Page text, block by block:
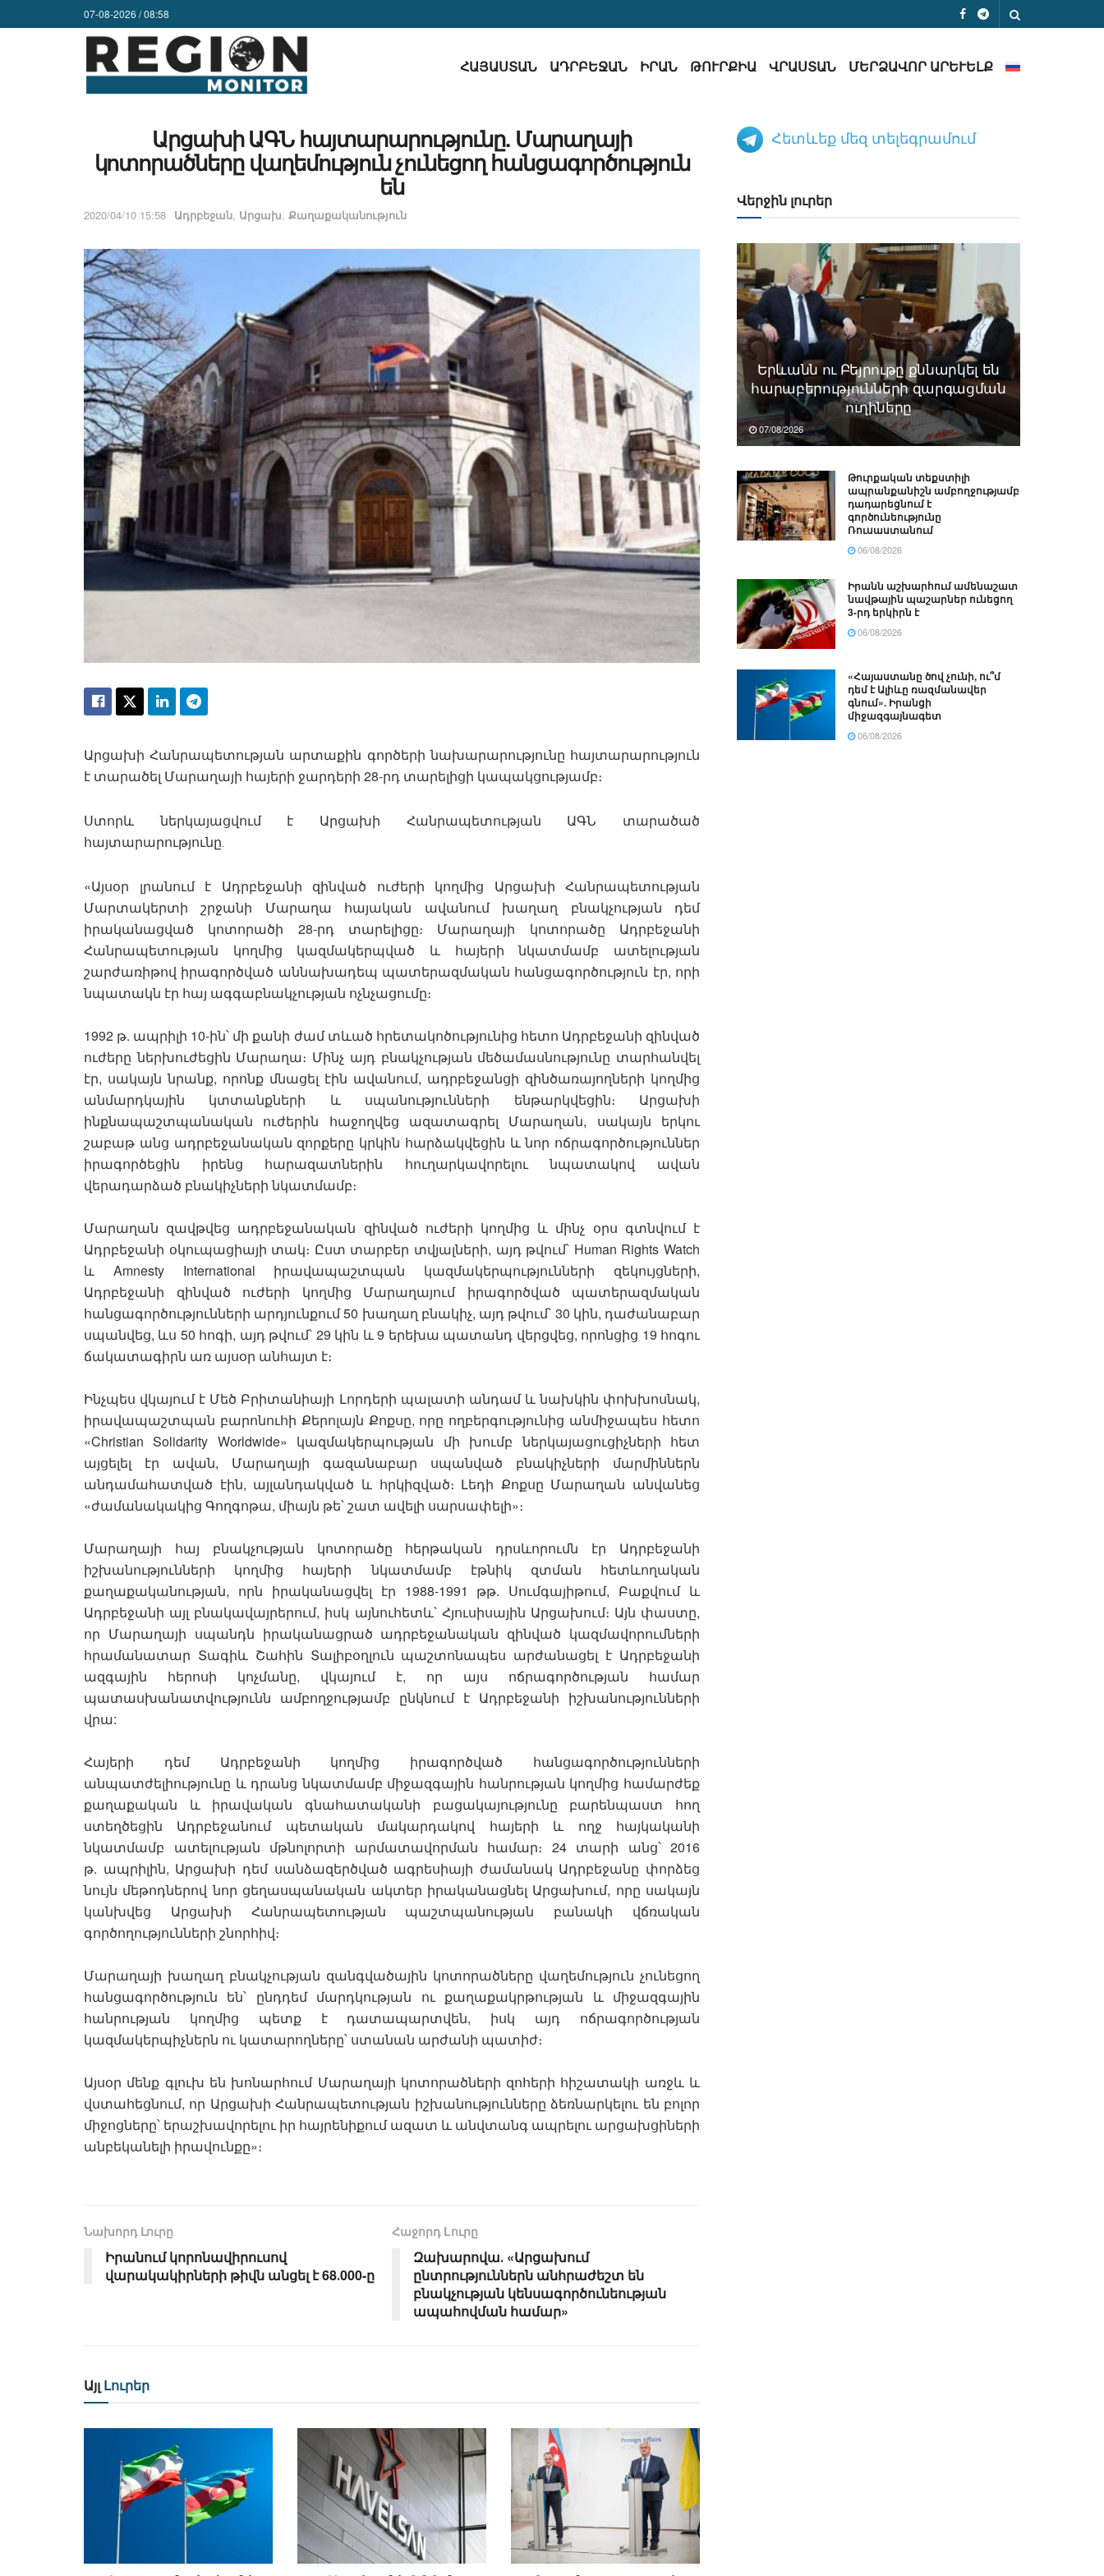
07-08-2026 / 08:58
ՀԱՅԱՍՏԱՆ ԱԴՐԲԵՋԱՆ ԻՐԱՆ ԹՈՒՐՔԻԱ ՎՐԱՍՏԱՆ ՄԵՐՁԱՎՈՐ ԱՐԵՒԵԼՔ
Արցախի ԱԳՆ հայտարարությունը. Մարաղայի
կոտորածները վաղեմություն չունեցող հանցագործություն
են
2020/04/10 15:58 Ադրբեջան, Արցախ, Քաղաքականություն
Արցախի Հանրապետության արտաքին գործերի նախարարությունը հայտարարություն
է տարածել Մարաղայի հայերի ջարդերի 28-րդ տարելիցի կապակցությամբ։
Ստորև ներկայացվում է Արցախի Հանրապետության ԱԳՆ տարածած
հայտարարությունը․
«Այսօր լրանում է Ադրբեջանի զինված ուժերի կողմից Արցախի Հանրապետության
Մարտակերտի շրջանի Մարաղա հայական ավանում խաղաղ բնակչության դեմ
իրականացված կոտորածի 28-րդ տարելիցը։ Մարաղայի կոտորածը Ադրբեջանի
Հանրապետության կողմից կազմակերպված և հայերի նկատմամբ ատելության
շարժառիթով իրագործված աննախադեպ պատերազմական հանցագործություն էր, որի
նպատակն էր հայ ագգաբնակչության ոչնչացումը։
1992 թ. ապրիլի 10-ին՝ մի քանի ժամ տևած հրետակոծությունից հետո Ադրբեջանի զինված
ուժերը ներխուժեցին Մարաղա։ Մինչ այդ բնակչության մեծամասնությունը տարհանվել
էր, սակայն նրանք, որոնք մնացել էին ավանում, ադրբեջանցի զինծառայողների կողմից
անմարդկային կտտանքների և սպանությունների ենթարկվեցին։ Արցախի
ինքնապաշտպանական ուժերին հաջողվեց ազատագրել Մարաղան, սակայն երկու
շաբաթ անց ադրբեջանական զորքերը կրկին հարձակվեցին և նոր ոճրագործություններ
իրագործեցին իրենց հարազատներին հուղարկավորելու նպատակով ավան
վերադարձած բնակիչների նկատմամբ։
Մարաղան զավթվեց ադրբեջանական զինված ուժերի կողմից և մինչ օրս գտնվում է
Ադրբեջանի օկուպացիայի տակ։ Ըստ տարբեր տվյալների, այդ թվում՝ Human Rights Watch
և Amnesty International իրավապաշտպան կազմակերպությունների զեկույցների,
Ադրբեջանի զինված ուժերի կողմից Մարաղայում իրագործված պատերազմական
հանցագործությունների արդյունքում 50 խաղաղ բնակիչ, այդ թվում՝ 30 կին, դաժանաբար
սպանվեց, ևս 50 հոգի, այդ թվում՝ 29 կին և 9 երեխա պատանդ վերցվեց, որոնցից 19 հոգու
ճակատագիրն առ այսօր անհայտ է։
Ինչպես վկայում է Մեծ Բրիտանիայի Լորդերի պալատի անդամ և նախկին փոխխոսնակ,
իրավապաշտպան բարոնուհի Քերոլայն Քոքսը, որը ողբերգությունից անմիջապես հետո
«Christian Solidarity Worldwide» կազմակերպության մի խումբ ներկայացուցիչների հետ
այցելել էր ավան, Մարաղայի գազանաբար սպանված բնակիչների մարմիններն
անդամահատված էին, այլանդակված և հրկիզված։ Լեդի Քոքսը Մարաղան անվանեց
«ժամանակակից Գողգոթա, միայն թե՝ շատ ավելի սարսափելի»։
Մարաղայի հայ բնակչության կոտորածը հերթական դրսևորումն էր Ադրբեջանի
իշխանությունների կողմից հայերի նկատմամբ էթնիկ զտման հետևողական
քաղաքականության, որն իրականացվել էր 1988-1991 թթ. Սումգայիթում, Բաքվում և
Ադրբեջանի այլ բնակավայրերում, իսկ այնուհետև՝ Հյուսիսային Արցախում։ Այն փաստը,
որ Մարաղայի սպանդն իրականացրած ադրբեջանական զինված կազմավորումների
հրամանատար Տագիև Շահին Տալիբօղլուն պաշտոնապես արժանացել է Ադրբեջանի
ազգային հերոսի կոչմանը, վկայում է, որ այս ոճրագործության համար
պատասխանատվությունն ամբողջությամբ ընկնում է Ադրբեջանի իշխանությունների
վրա:
Հայերի դեմ Ադրբեջանի կողմից իրագործված հանցագործությունների
անպատժելիությունը և դրանց նկատմամբ միջազգային հանրության կողմից համարժեք
քաղաքական և իրավական գնահատականի բացակայությունը բարենպաստ հող
ստեղծեցին Ադրբեջանում պետական մակարդակով հայերի և ողջ հայկականի
նկատմամբ ատելության մթնոլորտի արմատավորման համար։ 24 տարի անց՝ 2016
թ. ապրիլին, Արցախի դեմ սանձազերծված ագրեսիայի ժամանակ Ադրբեջանը փորձեց
նույն մեթոդներով նոր ցեղասպանական ակտեր իրականացնել Արցախում, որը սակայն
կանխվեց Արցախի Հանրապետության պաշտպանության բանակի վճռական
գործողությունների շնորհիվ։
Մարաղայի խաղաղ բնակչության զանգվածային կոտորածները վաղեմություն չունեցող
հանցագործություն են՝ ընդդեմ մարդկության ու քաղաքակրթության և միջազգային
հանրության կողմից պետք է դատապարտվեն, իսկ այդ ոճրագործության
կազմակերպիչներն ու կատարողները՝ ստանան արժանի պատիժ։
Այսօր մենք գլուխ են խոնարհում Մարաղայի կոտորածների զոհերի հիշատակի առջև և
վստահեցնում, որ Արցախի Հանրապետության իշխանությունները ձեռնարկելու են բոլոր
միջոցները՝ երաշխավորելու իր հայրենիքում ազատ և անվտանգ ապրելու արցախցիների
անբեկանելի իրավունքը»։
Նախորդ Լուրը
Իրանում կորոնավիրուսով
վարակակիրների թիվն անցել է 68․000-ը
Հաջորդ Lուրը
Զախարովա․ «Արցախում
ընտրություններն անհրաժեշտ են
բնակչության կենսագործունեության
ապահովման համար»
Այլ Լուրեր
Հետևեք մեզ տելեգրամում
Վերջին լուրեր
Երևանն ու Բեյրութը քննարկել են
հարաբերությունների զարգացման
ուղիները
07/08/2026
Թուրքական տեքստիլի
ապրանքանիշն ամբողջությամբ
դադարեցնում է
գործունեությունը
Ռուսաստանում
06/08/2026
Իրանն աշխարհում ամենաշատ
նավթային պաշարներ ունեցող
3-րդ երկիրն է
06/08/2026
«Հայաստանը ծով չունի, ու՞մ
դեմ է Ալիևը ռազմանավեր
գնում». Իրանցի
միջազգայնագետ
06/08/2026